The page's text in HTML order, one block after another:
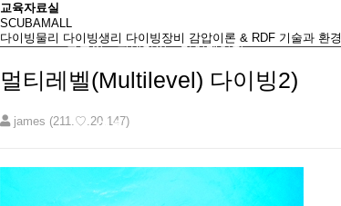
로그인 회원가입 마이페이지
인천스쿠버
교육자료실
SCUBAMALL
다이빙물리 다이빙생리 다이빙장비 감압이론 & RDF 기술과 환경
멀티레벨(Multilevel) 다이빙2)
james (211.♡.20.147)